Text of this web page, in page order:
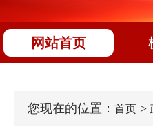
网站首页
您现在的位置： 首页 >